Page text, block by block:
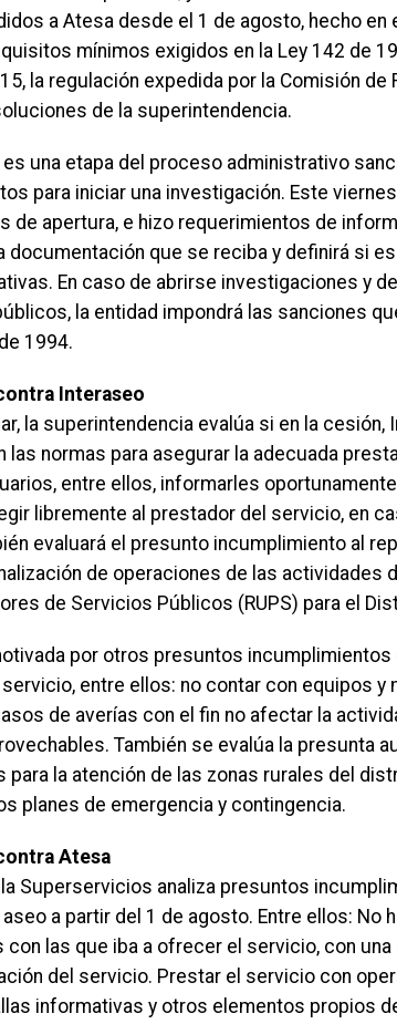
a Atesa desde el 1 de agosto, hecho en
mínimos exigidos en la Ley 142 de
la regulación expedida por la Comisión de
de la superintendencia.
es una etapa del proceso administrativo
para iniciar una investigación. Este
de apertura, e hizo requerimientos de
documentación que se reciba y definirá si
En caso de abrirse investigaciones y
la entidad impondrá las sanciones
1994.
Interaseo
la superintendencia evalúa si en la
las normas para asegurar la adecuada
entre ellos, informarles
libremente al prestador del servicio, en
evaluará el presunto incumplimiento al
de operaciones de las actividades
de Servicios Públicos (RUPS) para el
por otros presuntos
entre ellos: no contar con equipos
de averías con el fin no afectar la
También se evalúa la presunta
la atención de las zonas rurales del
planes de emergencia y contingencia.
Atesa
Superservicios analiza presuntos
a partir del 1 de agosto. Entre ellos: No
las que iba a ofrecer el servicio, con
del servicio. Prestar el servicio con
informativas y otros elementos propios